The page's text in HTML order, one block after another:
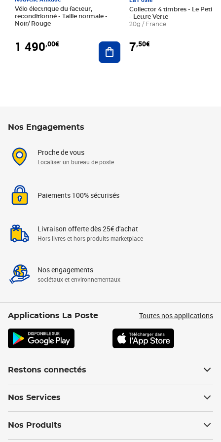
Vélo électrique du facteur,
reconditionné - Taille normale -
Noir/ Rouge
1 490,00€ Ajouter au panier
Collector 4 timbres - Le Petit
- Lettre Verte
20g / France
7,50€
Nos Engagements
Proche de vous
Localiser un bureau de poste
Paiements 100% sécurisés
Livraison offerte dès 25€ d'achat
Hors livres et hors produits marketplace
Nos engagements
sociétaux et environnementaux
Applications La Poste Toutes nos applications
Restons connectés
Nos Services
Nos Produits